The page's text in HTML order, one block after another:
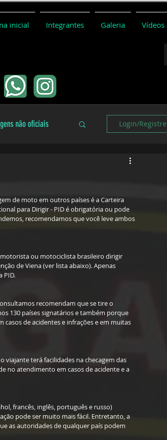
inicial Integrantes Galeria Vídeos
não oficiais Login/
de moto em outros países é a Carteira
para Dirigir - PID é obrigatória ou pode
recomendamos que você leve ambos
ou motociclista brasileiro dirigir
de Viena (ver lista abaixo). Apenas
PID.
recomendam que se tire o
130 países signatários e também porque
de acidentes e infrações e em muitas
viajante terá facilidades na checagem das
no atendimento em casos de acidente e a
francês, inglês, português e russo)
pode ser muito mais fácil. Entretanto, a
as autoridades de qualquer país podem